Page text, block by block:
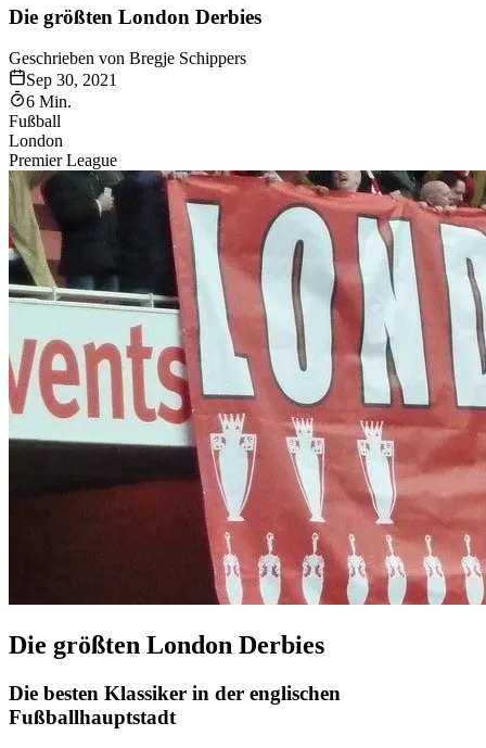
Die größten London Derbies
Geschrieben von Bregje Schippers
Sep 30, 2021
6 Min.
Fußball
London
Premier League
Die größten London Derbies
Die besten Klassiker in der englischen
Fußballhauptstadt